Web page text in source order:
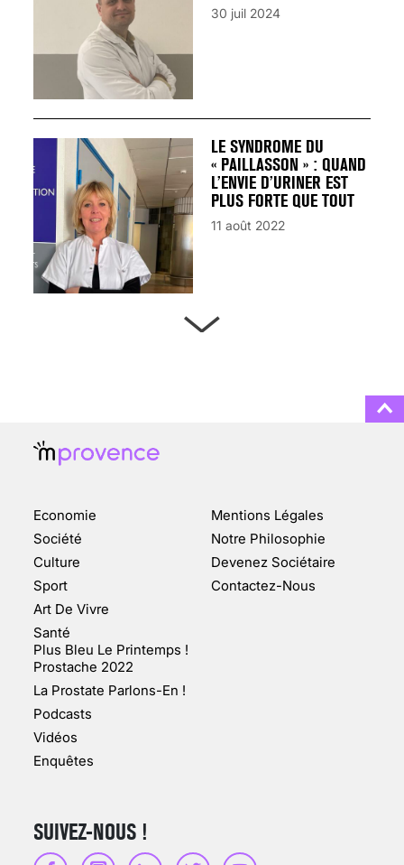
30 juil 2024
LE SYNDROME DU
« PAILLASSON » : QUAND
L’ENVIE D’URINER EST
PLUS FORTE QUE TOUT
11 août 2022
CHANGEMENT DE SEXE :
DES DEMANDES
TOUJOURS PLUS
NOMBREUSES
Economie
Société
Culture
Sport
Art De Vivre
Santé
Plus Bleu Le Printemps !
Prostache 2022
La Prostate Parlons-En !
Podcasts
Vidéos
Enquêtes
Mentions Légales
Notre Philosophie
Devenez Sociétaire
Contactez-Nous
SUIVEZ-NOUS !